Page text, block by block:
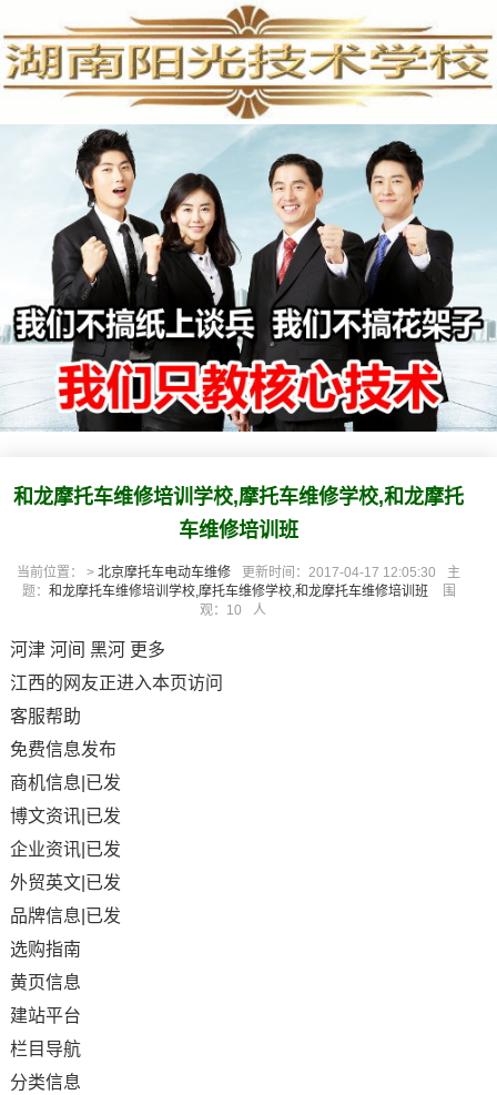
和龙摩托车维修培训学校,摩托车维修学校,和龙摩托
车维修培训班
当前位置： >北京摩托车电动车维修 更新时间：2017-04-17 12:05:30
主
题： 和龙摩托车维修培训学校,摩托车维修学校,和龙摩托车维修培训班
围
观： 10 人
河津 河间 黑河 更多
江西的网友正进入本页访问
客服帮助
免费信息发布
商机信息|已发
博文资讯|已发
企业资讯|已发
外贸英文|已发
品牌信息|已发
选购指南
黄页信息
建站平台
栏目导航
分类信息